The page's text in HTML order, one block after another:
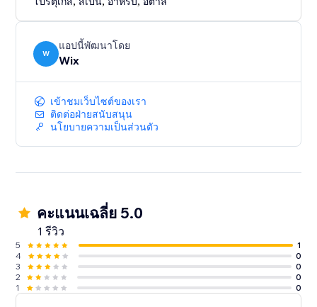
W
แอปนี้พัฒนาโดย
Wix
เข้าชมเว็บไซต์ของเรา
ติดต่อฝ่ายสนับสนุน
นโยบายความเป็นส่วนตัว
คะแนนเฉลี่ย 5.0
1 รีวิว
5
1
4
0
3
0
2
0
1
0